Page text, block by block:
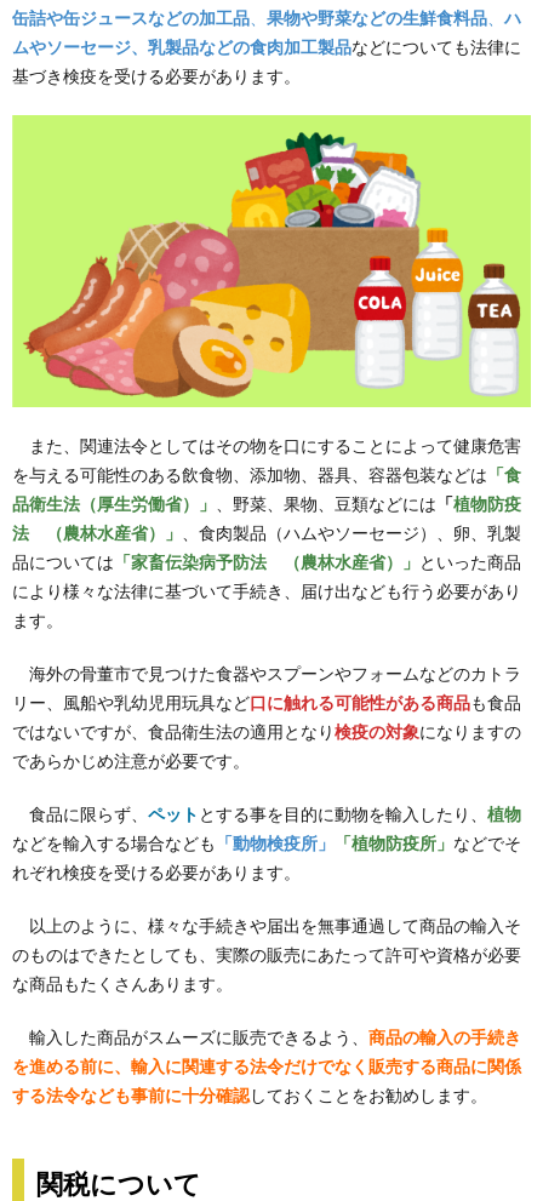
缶詰や缶ジュースなどの加工品
果物や野菜などの生鮮食料品
ハ
ムやソーセージ、乳製品などの食肉加工製品などについても法律に
基づき検疫を受ける必要があります。
また、関連法令としてはその物を口にすることによって健康危害
を与える可能性のある飲食物、添加物、器具、容器包装などは 「食
品衛生法（厚生労働省）」
、野菜、果物、豆類などには 「植物防疫
法 （農林水産省）」
、食肉製品（ハムやソーセージ）、卵、乳製
品については 「家畜伝染病予防法 （農林水産省）」 といった商品
により様々な法律に基づいて手続き、届け出なども行う必要があり
ます。
海外の骨董市で見つけた食器やスプーンやフォームなどのカトラ
リー、風船や乳幼児用玩具など口に触れる可能性がある商品も食品
ではないですが、食品衛生法の適用となり検疫の対象になりますの
であらかじめ注意が必要です。
食品に限らず、 ペット とする事を目的に動物を輸入したり、 植物
などを輸入する場合なども 「動物検疫所」 「植物防疫所」 などでそ
れぞれ検疫を受ける必要があります。
以上のように、様々な手続きや届出を無事通過して商品の輸入そ
のものはできたとしても、実際の販売にあたって許可や資格が必要
な商品もたくさんあります。
輸入した商品がスムーズに販売できるよう、 商品の輸入の手続き
を進める前に、輸入に関連する法令だけでなく販売する商品に関係
する法令なども事前に十分確認しておくことをお勧めします。
関税について